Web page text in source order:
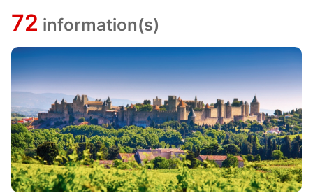
72 information(s)